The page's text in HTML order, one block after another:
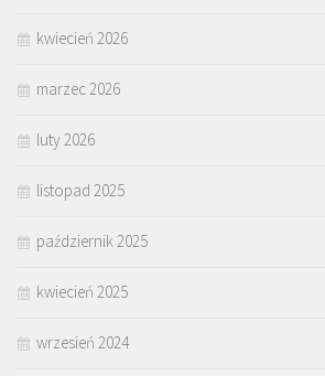
kwiecień 2026
marzec 2026
luty 2026
listopad 2025
październik 2025
kwiecień 2025
wrzesień 2024